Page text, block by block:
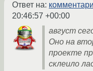
Ответ на:
20:46:57 +00:00
август
Оно на
проекте
склеило